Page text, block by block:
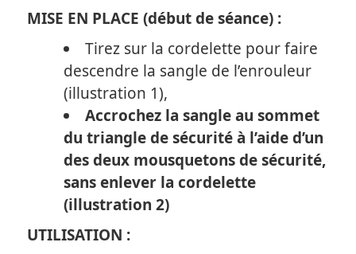
MISE EN PLACE(début de séance) :
Tirez sur la cordelette pour faire
descendre la sangle de l’enrouleur
(illustration 1),
Accrochez la sangle au sommet
du triangle de sécurité à l’aide d’un
des deux mousquetons de sécurité,
sans enlever la cordelette
(illustration 2)
UTILISATION :